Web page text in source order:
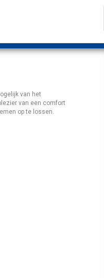
van het
van een comfort
op te lossen.